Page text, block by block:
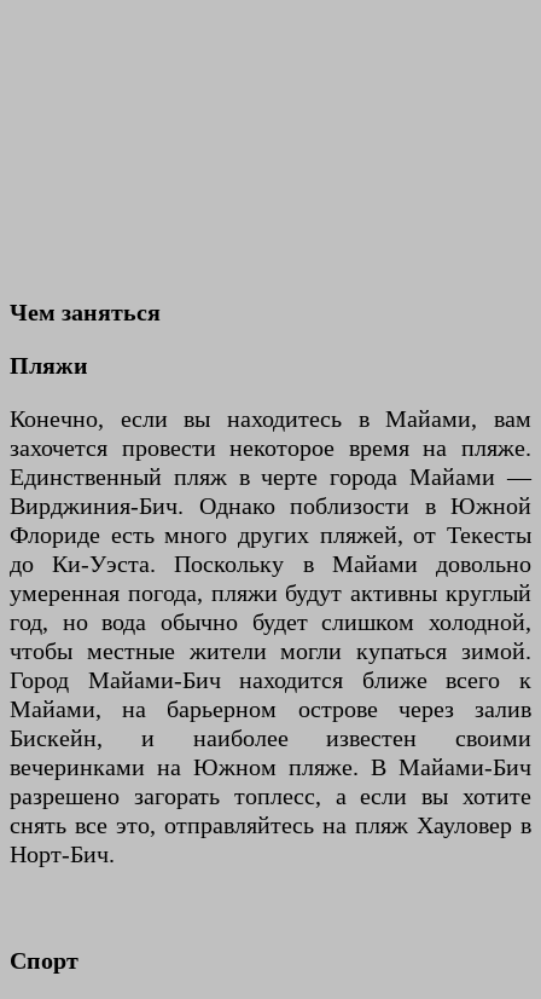
Чем заняться
Пляжи
Конечно, если вы находитесь в Майами, вам
захочется провести некоторое время на пляже.
Единственный пляж в черте города Майами —
Вирджиния-Бич. Однако поблизости в Южной
Флориде есть много других пляжей, от Текесты
до Ки-Уэста. Поскольку в Майами довольно
умеренная погода, пляжи будут активны круглый
год, но вода обычно будет слишком холодной,
чтобы местные жители могли купаться зимой.
Город Майами-Бич находится ближе всего к
Майами, на барьерном острове через залив
Бискейн, и наиболее известен своими
вечеринками на Южном пляже. В Майами-Бич
разрешено загорать топлесс, а если вы хотите
снять все это, отправляйтесь на пляж Хауловер в
Норт-Бич.
Спорт